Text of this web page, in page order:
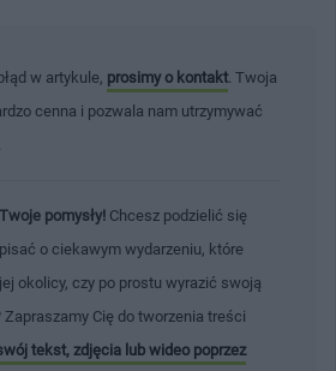
w artykule, prosimy o kontakt . Twoja
cenna i pozwala nam utrzymywać
pomysły! Chcesz podzielić się
o ciekawym wydarzeniu, które
okolicy, czy po prostu wyrazić swoją
Cię do tworzenia treści
tekst, zdjęcia lub wideo poprzez